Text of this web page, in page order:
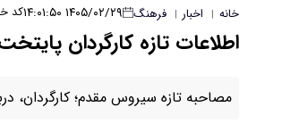
خانه | اخبار | فرهنگ ۱۴۰۵/۰۲/۲۹ ۱۴:۰۱:۵۰ کد خبر:
اطلاعات تازه کارگردان
مصاحبه تازه سیروس مقدم؛